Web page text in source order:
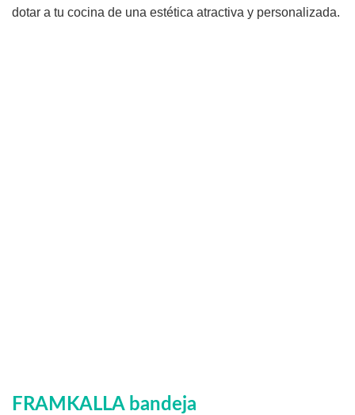
dotar a tu cocina de una estética atractiva y personalizada.
FRAMKALLA bandeja